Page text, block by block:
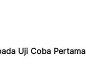
Uji Coba Pertama